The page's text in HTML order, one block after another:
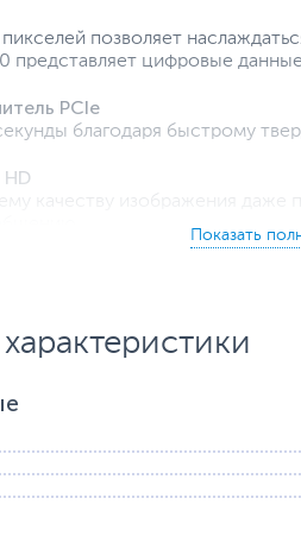
позволяет
представляет цифровые
PCIe
благодаря быстрому
качеству изображения даже